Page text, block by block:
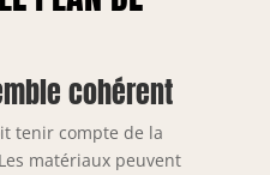
cohérent
tenir compte de la
matériaux peuvent